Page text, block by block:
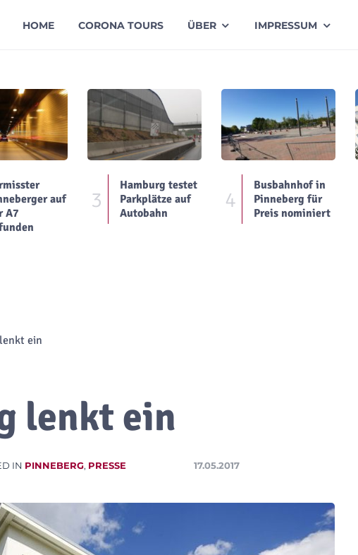
HOME CORONA TOURS ÜBER IMPRESSUM
auf
A7
3
Hamburg testet
Parkplätze auf
Autobahn
4
Busbahnhof in
Pinneberg für
Preis nominiert
ein
lenkt ein
IN PINNEBERG, PRESSE 17.05.2017